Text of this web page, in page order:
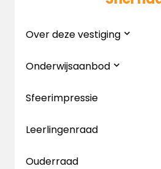
Over deze vestiging
Onderwijsaanbod
Sfeerimpressie
Leerlingenraad
Ouderraad